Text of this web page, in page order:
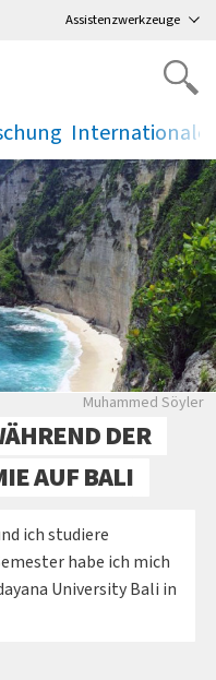
Assistenzwerkzeuge
.
Balinesische
Muhammed Söyler
DER
AUF BALI
ich studiere
habe ich mich
University Bali in